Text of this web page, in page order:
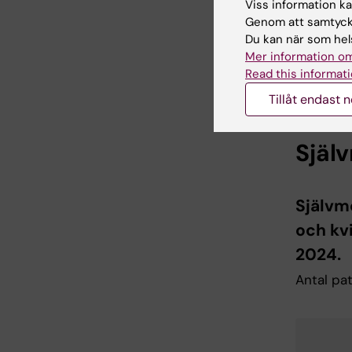
0
100
End of
och
2024.
Antal
Viss information
Genom att
Du kan när som
Mer information
Read this
Tillåt endast